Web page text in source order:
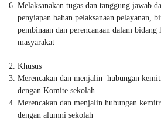
Melaksanakan tugas dan tanggung jawab
penyiapan bahan pelaksanaan pelayanan,
pembinaan dan perencanaan dalam bidang
masyarakat
Khusus
Merencakan dan menjalin hubungan
dengan Komite sekolah
Merencakan dan menjalin hubungan
dengan alumni sekolah